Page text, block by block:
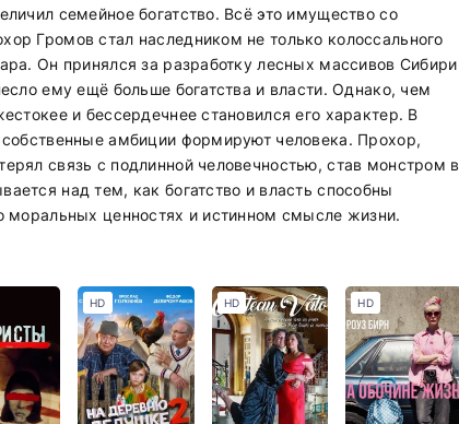
семейное богатство. Всё это имущество со
Громов стал наследником не только колоссального
Он принялся за разработку лесных массивов Сибири
ему ещё больше богатства и власти. Однако, чем
и бессердечнее становился его характер. В
амбиции формируют человека. Прохор,
связь с подлинной человечностью, став монстром в
над тем, как богатство и власть способны
моральных ценностях и истинном смысле жизни.
HD HD HD